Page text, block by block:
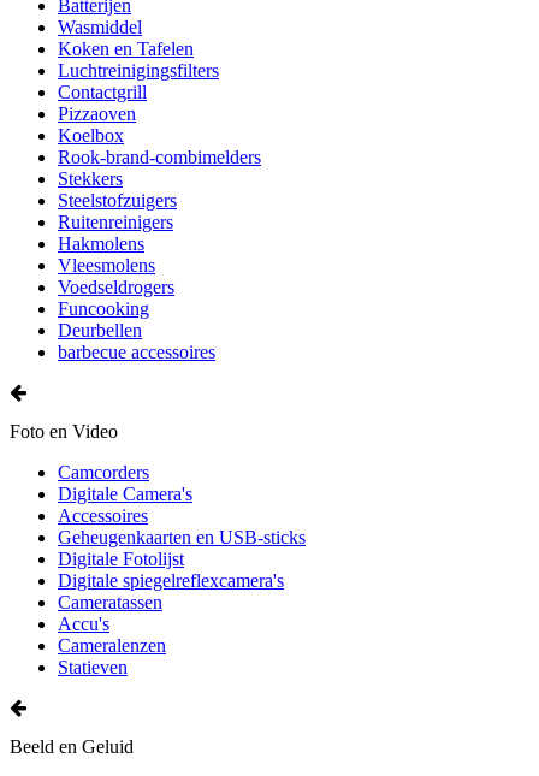
Batterijen
Wasmiddel
Koken en Tafelen
Luchtreinigingsfilters
Contactgrill
Pizzaoven
Koelbox
Rook-brand-combimelders
Stekkers
Steelstofzuigers
Ruitenreinigers
Hakmolens
Vleesmolens
Voedseldrogers
Funcooking
Deurbellen
barbecue accessoires
Foto en Video
Camcorders
Digitale Camera's
Accessoires
Geheugenkaarten en USB-sticks
Digitale Fotolijst
Digitale spiegelreflexcamera's
Cameratassen
Accu's
Cameralenzen
Statieven
Beeld en Geluid